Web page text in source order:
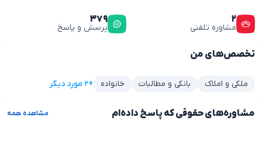
۲
مشاوره تلفنی
۳۷۹
پرسش و پاسخ
تخصص‌های من
ملکی و املاک بانکی و مطالبات خانواده +۲ مورد دیگر
مشاوره‌های حقوقی که پاسخ داده‌ام مشاهده همه